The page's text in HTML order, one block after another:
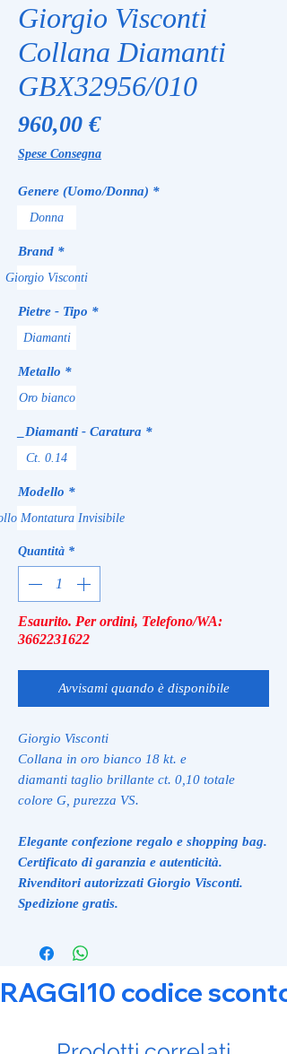
Giorgio Visconti
Collana Diamanti
GBX32956/010
960,00 €Prezzo
Spese Consegna
Genere (Uomo/Donna) *
Donna
Brand *
Giorgio Visconti
Pietre - Tipo *
Diamanti
Metallo *
Oro bianco
_Diamanti - Caratura *
Ct. 0.14
Modello *
Montatura Invisibile
Quantità *
Esaurito. Per ordini, Telefono/WA:
3662231622
Avvisami quando è disponibile
Giorgio Visconti
Collana in oro bianco 18 kt. e
diamanti taglio brillante ct. 0,10 totale
colore G, purezza VS.
Elegante confezione regalo e shopping bag.
Certificato di garanzia e autenticità.
Rivenditori autorizzati Giorgio Visconti.
Spedizione gratis.
RAGGI10 codice